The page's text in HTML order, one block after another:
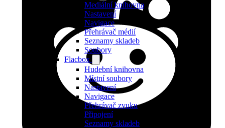
Mediální knihovna
Nastavení
Navigace
Přehrávač médií
Seznamy skladeb
Soubory
Flacbox
Hudební knihovna
Místní soubory
Nastavení
Navigace
Přehrávač zvuku
Připojení
Seznamy skladeb